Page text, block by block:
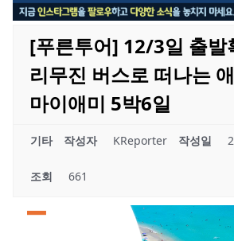
[푸른투어] 12/3일 출발
리무진 버스로 떠나는
마이애미 5박6일
기타 작성자 KReporter 작성일
조회 661